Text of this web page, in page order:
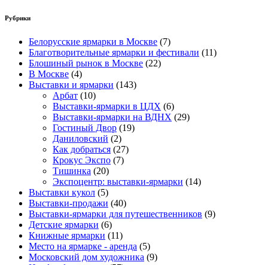
Рубрики
Белорусские ярмарки в Москве (7)
Благотворительные ярмарки и фестивали (11)
Блошиный рынок в Москве (22)
В Москве (4)
Выставки и ярмарки (143)
Арбат (10)
Выставки-ярмарки в ЦДХ (6)
Выставки-ярмарки на ВДНХ (29)
Гостиный Двор (19)
Даниловский (2)
Как добраться (27)
Крокус Экспо (7)
Тишинка (20)
Экспоцентр: выставки-ярмарки (14)
Выставки кукол (5)
Выставки-продажи (40)
Выставки-ярмарки для путешественников (9)
Детские ярмарки (6)
Книжные ярмарки (11)
Место на ярмарке - аренда (5)
Московский дом художника (9)